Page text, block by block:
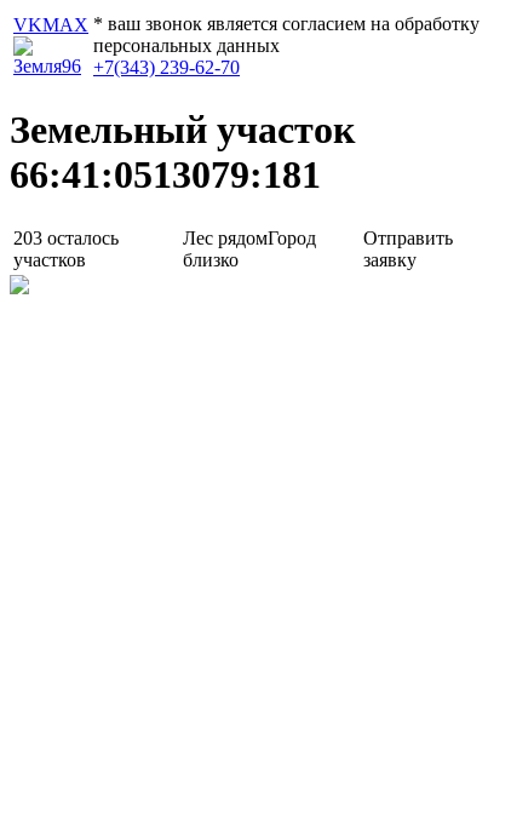
VKMAX * ваш звонок является согласием на обработку
персональных данных
+7(343) 239-62-70
Земельный участок
66:41:0513079:181
203 осталось
участков
Лес рядомГород
близко
Отправить
заявку